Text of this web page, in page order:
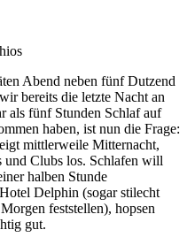
Abend neben fünf Dutzend
bereits die letzte Nacht an
als fünf Stunden Schlaf auf
haben, ist nun die Frage:
mittlerweile Mitternacht,
und Clubs los. Schlafen will
halben Stunde
Delphin (sogar stilecht
feststellen), hopsen
gut.